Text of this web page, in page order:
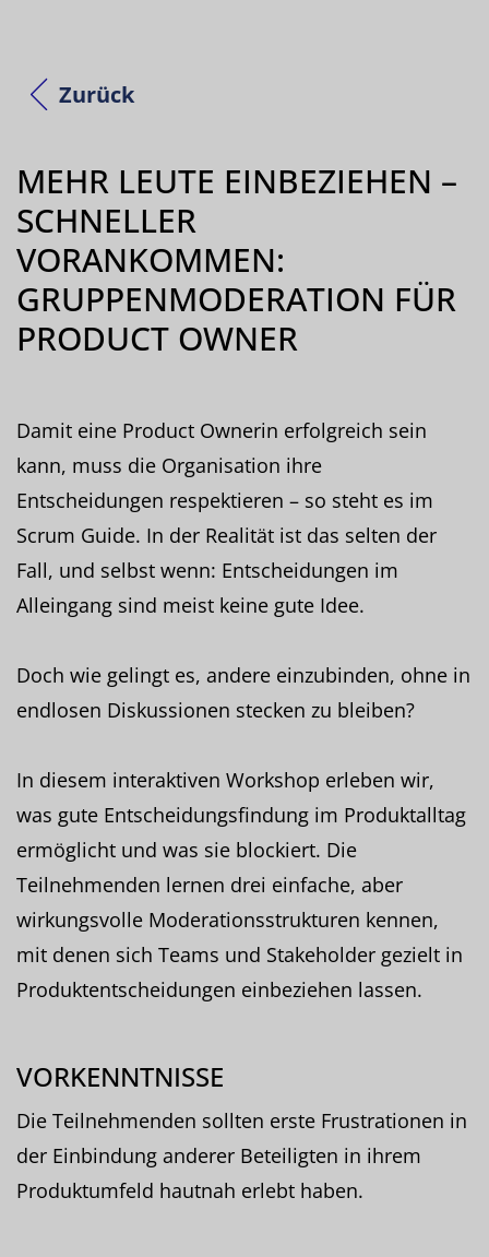
Zurück
MEHR LEUTE EINBEZIEHEN –
SCHNELLER
VORANKOMMEN:
GRUPPENMODERATION FÜR
PRODUCT OWNER
Damit eine Product Ownerin erfolgreich sein
kann, muss die Organisation ihre
Entscheidungen respektieren – so steht es im
Scrum Guide. In der Realität ist das selten der
Fall, und selbst wenn: Entscheidungen im
Alleingang sind meist keine gute Idee.
Doch wie gelingt es, andere einzubinden, ohne in
endlosen Diskussionen stecken zu bleiben?
In diesem interaktiven Workshop erleben wir,
was gute Entscheidungsfindung im Produktalltag
ermöglicht und was sie blockiert. Die
Teilnehmenden lernen drei einfache, aber
wirkungsvolle Moderationsstrukturen kennen,
mit denen sich Teams und Stakeholder gezielt in
Produktentscheidungen einbeziehen lassen.
VORKENNTNISSE
Die Teilnehmenden sollten erste Frustrationen in
der Einbindung anderer Beteiligten in ihrem
Produktumfeld hautnah erlebt haben.